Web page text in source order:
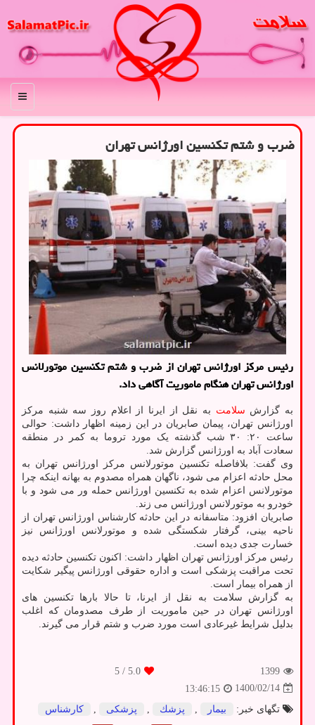
منو
ضرب و شتم تكنسین اورژانس تهران
رئیس مرکز اورژانس تهران از ضرب و شتم تکنسین موتورلانس
اورژانس تهران هنگام ماموریت آگاهی داد.
به گزارش سلامت به نقل از ایرنا از اعلام روز سه شنبه مرکز
اورژانس تهران، پیمان صابریان در این زمینه اظهار داشت: حوالی
ساعت ۲۰: ۳۰ شب گذشته یک مورد تروما به کمر در منطقه
سعادت آباد به اورژانس گزارش شد.
وی گفت: بلافاصله تکنسین موتورلانس مرکز اورژانس تهران به
محل حادثه اعزام می شود، ناگهان همراه مصدوم به بهانه اینکه چرا
موتورلانس اعزام شده به تکنسین اورژانس حمله ور می شود و با
خودرو به موتورلانس اورژانس می زند.
صابریان افزود: متاسفانه در این حادثه کارشناس اورژانس تهران از
ناحیه بینی، گرفتار شکستگی شده و موتورلانس اورژانس نیز
خسارت جدی دیده است.
رئیس مرکز اورژانس تهران اظهار داشت: اکنون تکنسین حادثه دیده
تحت مراقبت پزشکی است و اداره حقوقی اورژانس پیگیر شکایت
از همراه بیمار است.
به گزارش سلامت به نقل از ایرنا، تا حالا بارها تکنسین های
اورژانس تهران در حین ماموریت از طرف مصدومان که اغلب
بدلیل شرایط غیرعادی است مورد ضرب و شتم قرار می گیرند.
1399
5.0
/ 5
1400/02/14
13:46:15
تگهای خبر:
بیمار پزشك پزشكی كارشناس